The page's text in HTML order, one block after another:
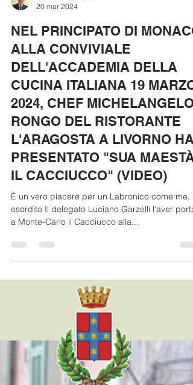
20 mar 2024
NEL PRINCIPATO DI MONACO
ALLA CONVIVIALE
DELL'ACCADEMIA DELLA
CUCINA ITALIANA 19 MARZO
2024, CHEF MICHELANGELO
RONGO DEL RISTORANTE
L'ARAGOSTA A LIVORNO HA
PRESENTATO "SUA MAESTÀ
IL CACCIUCCO" (VIDEO)
È un vero piacere per un Labronico come me,
esordito Il delegato Luciano Garzelli l'aver
a Monte-Carlo il Cacciucco alla...